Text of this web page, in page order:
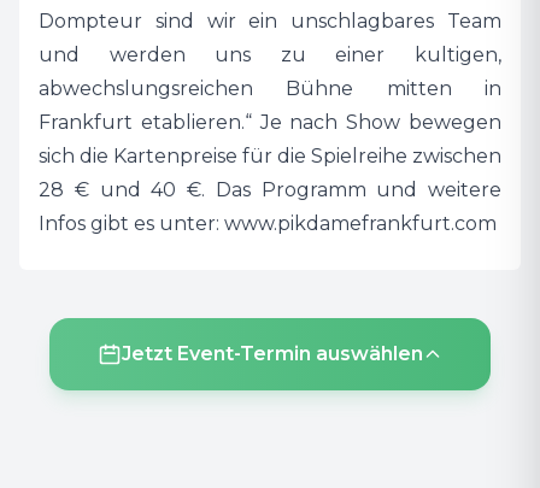
Dompteur sind wir ein unschlagbares Team
und werden uns zu einer kultigen,
abwechslungsreichen Bühne mitten in
Frankfurt etablieren.“ Je nach Show bewegen
sich die Kartenpreise für die Spielreihe zwischen
28 € und 40 €. Das Programm und weitere
Infos gibt es unter: www.pikdamefrankfurt.com
Jetzt Event-Termin auswählen